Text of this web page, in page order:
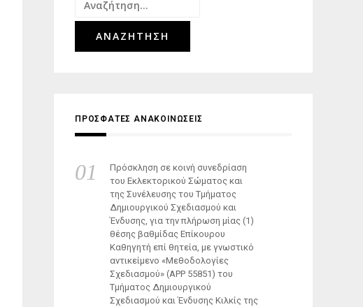
για:
ΠΡΟΣΦΑΤΕΣ ΑΝΑΚΟΙΝΩΣΕΙΣ
Πρόσκληση σε κοινή συνεδρίαση
του Εκλεκτορικού Σώματος και
της Συνέλευσης του Τμήματος
Δημιουργικού Σχεδιασμού και
Ένδυσης, για την πλήρωση μίας (1)
θέσης βαθμίδας Επίκουρου
Καθηγητή επί θητεία, με γνωστικό
αντικείμενο «Μεθοδολογίες
Σχεδιασμού» (ΑΡΡ 55851) του
Τμήματος Δημιουργικού
Σχεδιασμού και Ένδυσης Κιλκίς της